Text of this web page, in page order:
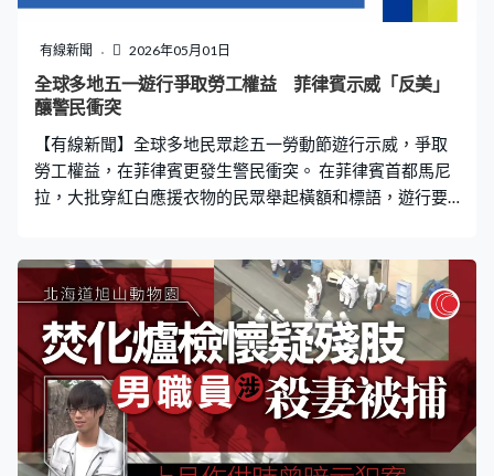
有線新聞 2026年05月01日
全球多地五一遊行爭取勞工權益 菲律賓示威「反美」
釀警民衝突
【有線新聞】全球多地民眾趁五一勞動節遊行示威，爭取
勞工權益，在菲律賓更發生警民衝突。 在菲律賓首都馬尼
拉，大批穿紅白應援衣物的民眾舉起橫額和標語，遊行要
美旗幟，抗議戰事導致生活成本飆升。遊行隊伍去到美國
大使館附近，一度試圖突破警方防線，雙方互相推撞。 五
一勞動節，世界各地都有爭取勞工權益的活動，日本東京
即使天氣惡劣，仍有數以千人在涉谷代代木公園聚集，要
求政府協助應對通貨膨脹。南韓首爾光化門前亦有大規模
集會，呼籲完善勞工條例，保障工人基本權利，主辦單位
指市中心估計有過萬人參與活動，仁川市亦有民眾響應，
警方部署警力協助疏導交通。希臘雅典市中心廣場有不少